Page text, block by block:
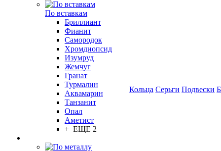
По вставкам
Бриллиант
Фианит
Самородок
Хромдиопсид
Изумруд
Жемчуг
Гранат
Турмалин
Аквамарин
Танзанит
Опал
Аметист
+ ЕЩЕ 2
Кольца Серьги Подвески